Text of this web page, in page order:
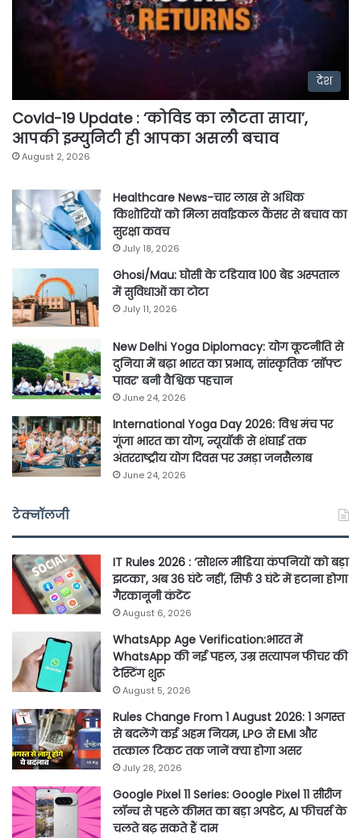
देश
Covid-19 Update : ‘कोविड का लौटता साया’,
आपकी इम्युनिटी ही आपका असली बचाव
August 2, 2026
Healthcare News-चार लाख से अधिक
किशोरियों को मिला सर्वाइकल कैंसर से बचाव का
सुरक्षा कवच
July 18, 2026
Ghosi/Mau: घोसी के टडियाव 100 बेड अस्पताल
में सुविधाओं का टोटा
July 11, 2026
New Delhi Yoga Diplomacy: योग कूटनीति से
दुनिया में बढ़ा भारत का प्रभाव, सांस्कृतिक ‘सॉफ्ट
पावर’ बनी वैश्विक पहचान
June 24, 2026
International Yoga Day 2026: विश्व मंच पर
गूंजा भारत का योग, न्यूयॉर्क से शंघाई तक
अंतरराष्ट्रीय योग दिवस पर उमड़ा जनसैलाब
June 24, 2026
टेक्नॉलजी
IT Rules 2026 : ‘सोशल मीडिया कंपनियों को बड़ा
झटका’, अब 36 घंटे नहीं, सिर्फ 3 घंटे में हटाना होगा
गैरकानूनी कंटेंट
August 6, 2026
WhatsApp Age Verification:भारत में
WhatsApp की नई पहल, उम्र सत्यापन फीचर की
टेस्टिंग शुरू
August 5, 2026
Rules Change From 1 August 2026: 1 अगस्त
से बदलेंगे कई अहम नियम, LPG से EMI और
तत्काल टिकट तक जानें क्या होगा असर
July 28, 2026
Google Pixel 11 Series: Google Pixel 11 सीरीज
लॉन्च से पहले कीमत का बड़ा अपडेट, AI फीचर्स के
चलते बढ़ सकते हैं दाम